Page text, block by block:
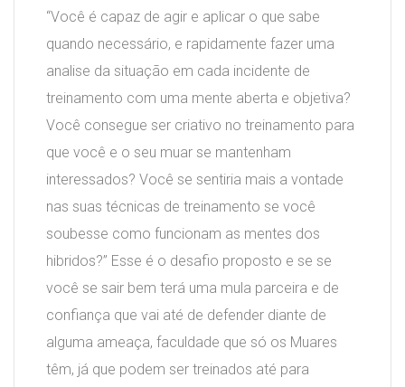
“Você é capaz de agir e aplicar o que sabe
quando necessário, e rapidamente fazer uma
analise da situação em cada incidente de
treinamento com uma mente aberta e objetiva?
Você consegue ser criativo no treinamento para
que você e o seu muar se mantenham
interessados? Você se sentiria mais a vontade
nas suas técnicas de treinamento se você
soubesse como funcionam as mentes dos
hibridos?” Esse é o desafio proposto e se se
você se sair bem terá uma mula parceira e de
confiança que vai até de defender diante de
alguma ameaça, faculdade que só os Muares
têm, já que podem ser treinados até para